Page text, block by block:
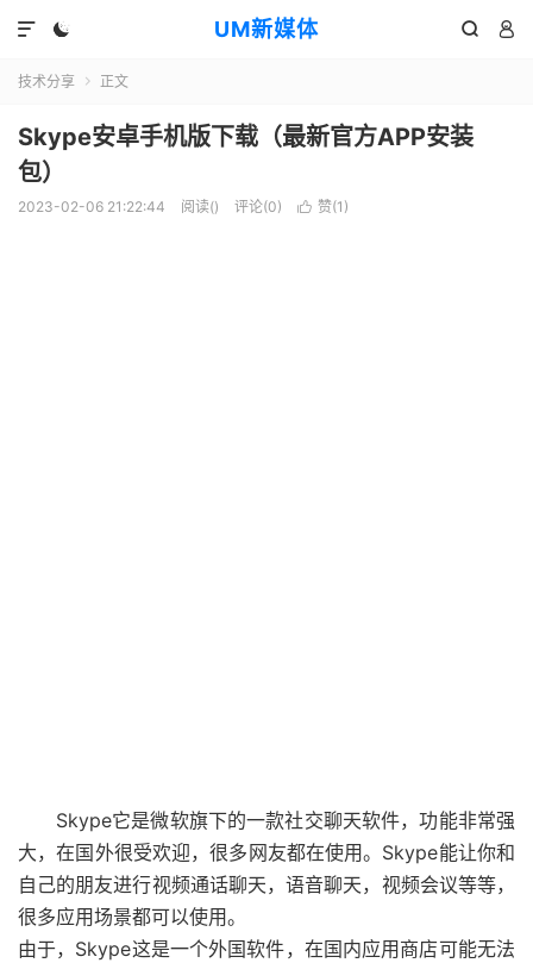
UM新媒体
  

技术分享  正文
Skype安卓手机版下载（最新官方APP安装
包）
2023-02-06 21:22:44 阅读() 评论(0)  赞(1 )
Skype它是微软旗下的一款社交聊天软件，功能非常强
大，在国外很受欢迎，很多网友都在使用。Skype能让你和
自己的朋友进行视频通话聊天，语音聊天，视频会议等等，
很多应用场景都可以使用。
由于，Skype这是一个外国软件，在国内应用商店可能无法